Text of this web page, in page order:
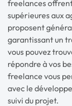
freelances
supérieures aux
proposent
garantissant un
vous pouvez
répondre à vos
freelance vous
avec le
suivi du projet.